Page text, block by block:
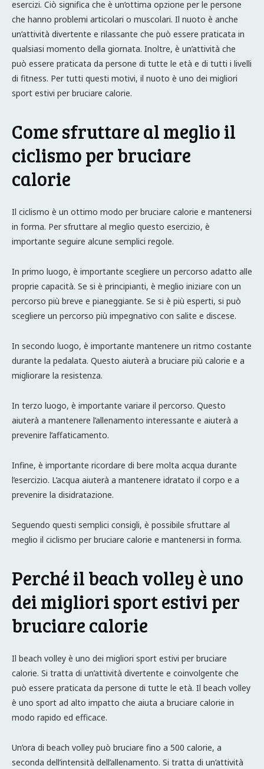
esercizi. Ciò significa che è un’ottima opzione per le persone
che hanno problemi articolari o muscolari. Il nuoto è anche
un’attività divertente e rilassante che può essere praticata in
qualsiasi momento della giornata. Inoltre, è un’attività che
può essere praticata da persone di tutte le età e di tutti i livelli
di fitness. Per tutti questi motivi, il nuoto è uno dei migliori
sport estivi per bruciare calorie.
Come sfruttare al meglio il
ciclismo per bruciare
calorie
Il ciclismo è un ottimo modo per bruciare calorie e mantenersi
in forma. Per sfruttare al meglio questo esercizio, è
importante seguire alcune semplici regole.
In primo luogo, è importante scegliere un percorso adatto alle
proprie capacità. Se si è principianti, è meglio iniziare con un
percorso più breve e pianeggiante. Se si è più esperti, si può
scegliere un percorso più impegnativo con salite e discese.
In secondo luogo, è importante mantenere un ritmo costante
durante la pedalata. Questo aiuterà a bruciare più calorie e a
migliorare la resistenza.
In terzo luogo, è importante variare il percorso. Questo
aiuterà a mantenere l’allenamento interessante e aiuterà a
prevenire l’affaticamento.
Infine, è importante ricordare di bere molta acqua durante
l’esercizio. L’acqua aiuterà a mantenere idratato il corpo e a
prevenire la disidratazione.
Seguendo questi semplici consigli, è possibile sfruttare al
meglio il ciclismo per bruciare calorie e mantenersi in forma.
Perché il beach volley è uno
dei migliori sport estivi per
bruciare calorie
Il beach volley è uno dei migliori sport estivi per bruciare
calorie. Si tratta di un’attività divertente e coinvolgente che
può essere praticata da persone di tutte le età. Il beach volley
è uno sport ad alto impatto che aiuta a bruciare calorie in
modo rapido ed efficace.
Un’ora di beach volley può bruciare fino a 500 calorie, a
seconda dell’intensità dell’allenamento. Si tratta di un’attività